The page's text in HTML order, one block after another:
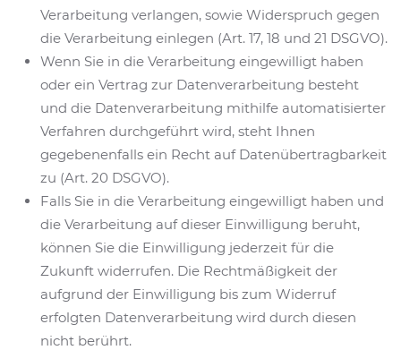
Verarbeitung verlangen, sowie Widerspruch gegen
die Verarbeitung einlegen (Art. 17, 18 und 21 DSGVO).
Wenn Sie in die Verarbeitung eingewilligt haben
oder ein Vertrag zur Datenverarbeitung besteht
und die Datenverarbeitung mithilfe automatisierter
Verfahren durchgeführt wird, steht Ihnen
gegebenenfalls ein Recht auf Datenübertragbarkeit
zu (Art. 20 DSGVO).
Falls Sie in die Verarbeitung eingewilligt haben und
die Verarbeitung auf dieser Einwilligung beruht,
können Sie die Einwilligung jederzeit für die
Zukunft widerrufen. Die Rechtmäßigkeit der
aufgrund der Einwilligung bis zum Widerruf
erfolgten Datenverarbeitung wird durch diesen
nicht berührt.